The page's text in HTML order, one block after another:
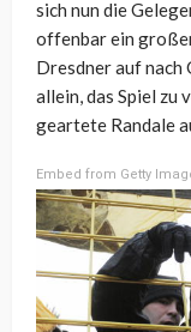
sich nun die
offenbar ein
Dresdner auf nach
allein, das Spiel zu
geartete Randale
Embed from Getty